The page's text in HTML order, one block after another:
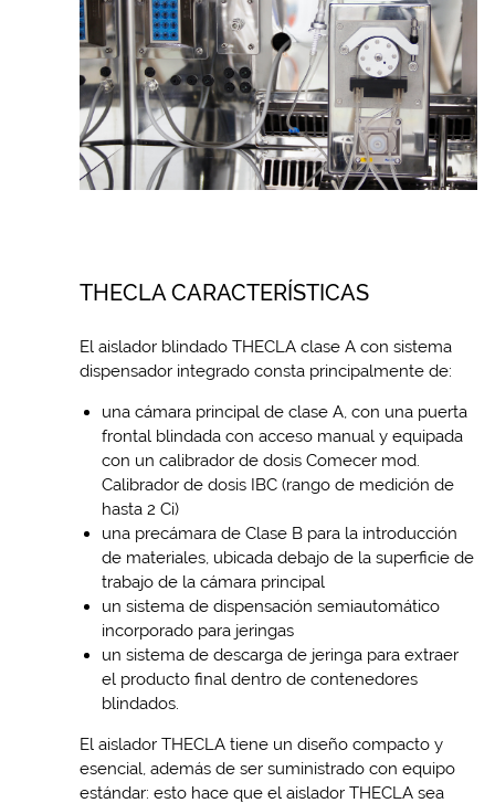
THECLA CARACTERÍSTICAS
El aislador blindado THECLA clase A con sistema
dispensador integrado consta principalmente de:
una cámara principal de clase A, con una puerta
frontal blindada con acceso manual y equipada
con un calibrador de dosis Comecer mod.
Calibrador de dosis IBC (rango de medición de
hasta 2 Ci)
una precámara de Clase B para la introducción
de materiales, ubicada debajo de la superficie de
trabajo de la cámara principal
un sistema de dispensación semiautomático
incorporado para jeringas
un sistema de descarga de jeringa para extraer
el producto final dentro de contenedores
blindados.
El aislador THECLA tiene un diseño compacto y
esencial, además de ser suministrado con equipo
estándar: esto hace que el aislador THECLA sea